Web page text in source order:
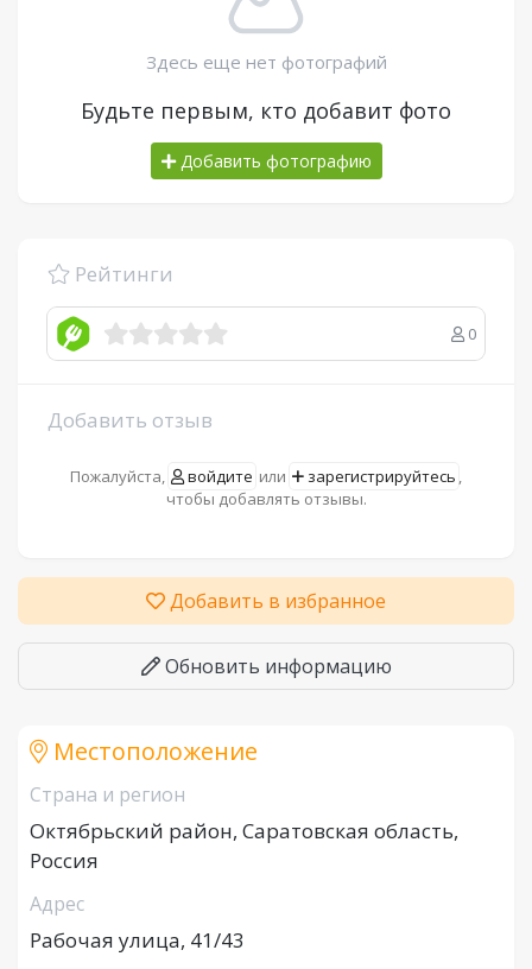
Здесь еще нет фотографий
Будьте первым, кто добавит фото
Добавить фотографию
Рейтинги
0
Добавить отзыв
Пожалуйста, войдите или зарегистрируйтесь ,
чтобы добавлять отзывы.
Добавить в избранное
Обновить информацию
Местоположение
Страна и регион
Октябрьский район, Саратовская область,
Россия
Адрес
Рабочая улица, 41/43